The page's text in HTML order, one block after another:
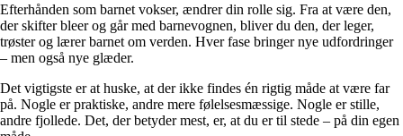
Efterhånden som barnet vokser, ændrer din rolle sig. Fra at være den,
der skifter bleer og går med barnevognen, bliver du den, der leger,
trøster og lærer barnet om verden. Hver fase bringer nye udfordringer
– men også nye glæder.
Det vigtigste er at huske, at der ikke findes én rigtig måde at være far
på. Nogle er praktiske, andre mere følelsesmæssige. Nogle er stille,
andre fjollede. Det, der betyder mest, er, at du er til stede – på din egen